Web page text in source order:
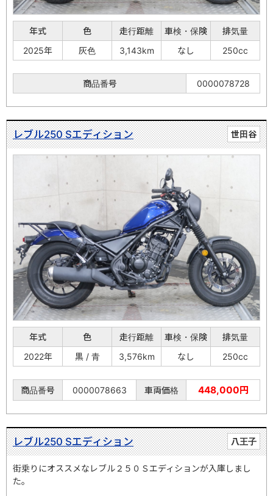
年式 色 走行距離 車検・保険
排気量
2025年
灰色 3,143km なし 250cc
商品番号 0000078728
世田谷
レブル250 Sエディション
年式 色 走行距離 車検・保険
排気量
2022年
黒 / 青 3,576km なし 250cc
商品番号 0000078663 車両価格 448,000円
八王子
レブル250 Sエディション
街乗りにオススメなレブル２５０Ｓエディションが入庫しまし
た。